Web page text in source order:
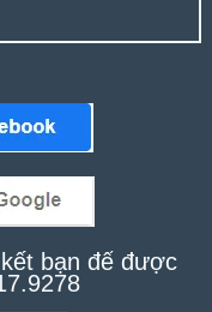
bạn để được